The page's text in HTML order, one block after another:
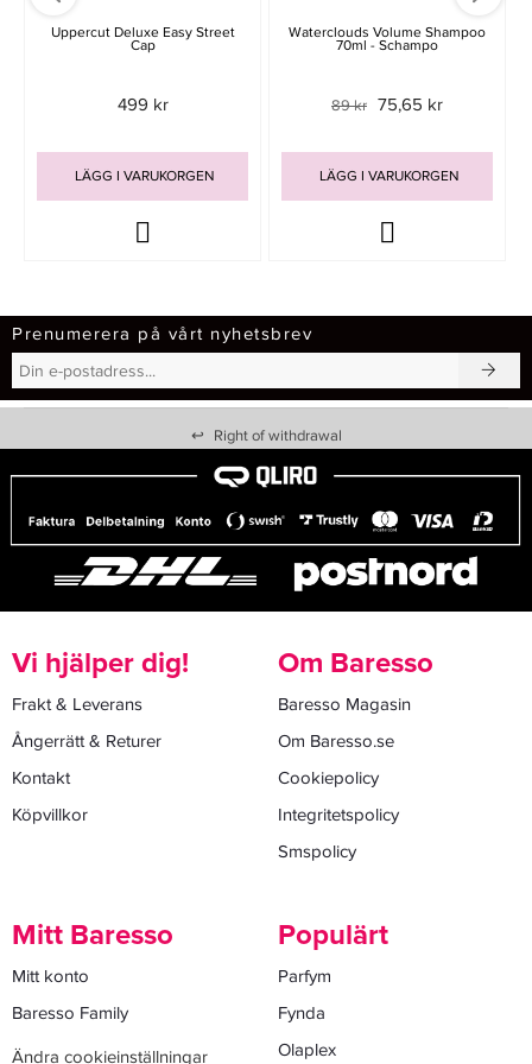
Uppercut Deluxe Easy Street
Cap
499 kr
LÄGG I VARUKORGEN
Waterclouds Volume Shampoo
70ml - Schampo
89 kr 75,65 kr
LÄGG I VARUKORGEN
Prenumerera på vårt nyhetsbrev
↩ Right of withdrawal
Vi hjälper dig!
Frakt & Leverans
Ångerrätt & Returer
Kontakt
Köpvillkor
Om Baresso
Baresso Magasin
Om Baresso.se
Cookiepolicy
Integritetspolicy
Smspolicy
Mitt Baresso
Mitt konto
Baresso Family
Ändra cookieinställningar
Populärt
Parfym
Fynda
Olaplex